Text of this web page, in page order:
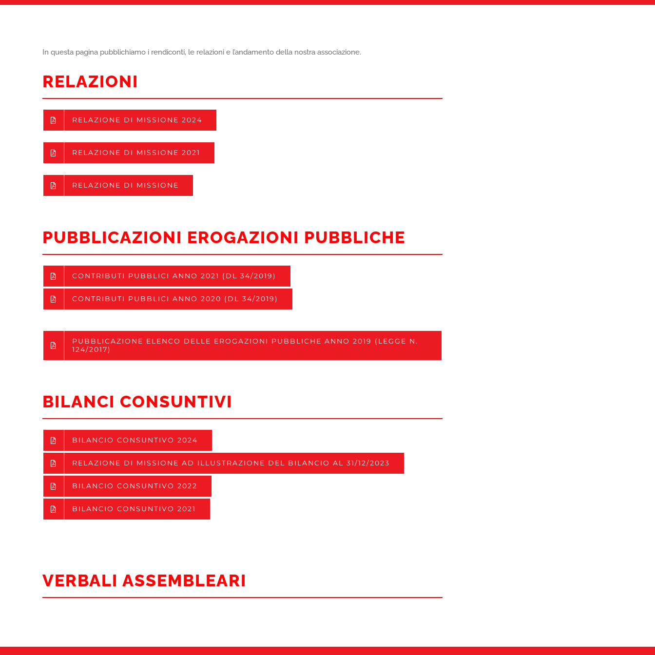
In questa pagina pubblichiamo i rendiconti, le relazioni e l’andamento della nostra associazione.
RELAZIONI
RELAZIONE DI MISSIONE 2024
RELAZIONE DI MISSIONE 2021
RELAZIONE DI MISSIONE
PUBBLICAZIONI EROGAZIONI PUBBLICHE
CONTRIBUTI PUBBLICI ANNO 2021 (DL 34/2019)
CONTRIBUTI PUBBLICI ANNO 2020 (DL 34/2019)
PUBBLICAZIONE ELENCO DELLE EROGAZIONI PUBBLICHE ANNO 2019 (LEGGE N.
124/2017)
BILANCI CONSUNTIVI
BILANCIO CONSUNTIVO 2024
RELAZIONE DI MISSIONE AD ILLUSTRAZIONE DEL BILANCIO AL 31/12/2023
BILANCIO CONSUNTIVO 2022
BILANCIO CONSUNTIVO 2021
VERBALI ASSEMBLEARI